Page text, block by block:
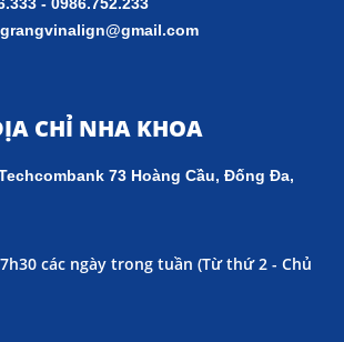
CHỈ NHA KHOA
73 Hoàng Cầu, Đống Đa,
các ngày trong tuần (Từ thứ 2 - Chủ